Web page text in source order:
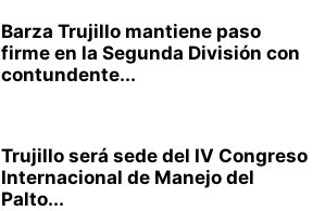
Barza Trujillo mantiene paso
firme en la Segunda División con
contundente...
Trujillo será sede del IV Congreso
Internacional de Manejo del
Palto...